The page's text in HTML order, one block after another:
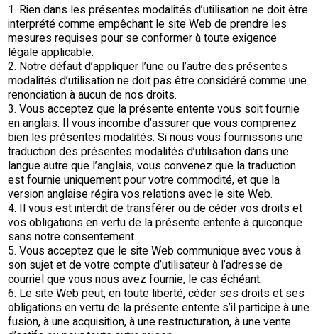
1. Rien dans les présentes modalités d’utilisation ne doit être
interprété comme empêchant le site Web de prendre les
mesures requises pour se conformer à toute exigence
légale applicable.
2. Notre défaut d’appliquer l’une ou l’autre des présentes
modalités d’utilisation ne doit pas être considéré comme une
renonciation à aucun de nos droits.
3. Vous acceptez que la présente entente vous soit fournie
en anglais. Il vous incombe d’assurer que vous comprenez
bien les présentes modalités. Si nous vous fournissons une
traduction des présentes modalités d’utilisation dans une
langue autre que l’anglais, vous convenez que la traduction
est fournie uniquement pour votre commodité, et que la
version anglaise régira vos relations avec le site Web.
4. Il vous est interdit de transférer ou de céder vos droits et
vos obligations en vertu de la présente entente à quiconque
sans notre consentement.
5. Vous acceptez que le site Web communique avec vous à
son sujet et de votre compte d’utilisateur à l’adresse de
courriel que vous nous avez fournie, le cas échéant.
6. Le site Web peut, en toute liberté, céder ses droits et ses
obligations en vertu de la présente entente s’il participe à une
fusion, à une acquisition, à une restructuration, à une vente